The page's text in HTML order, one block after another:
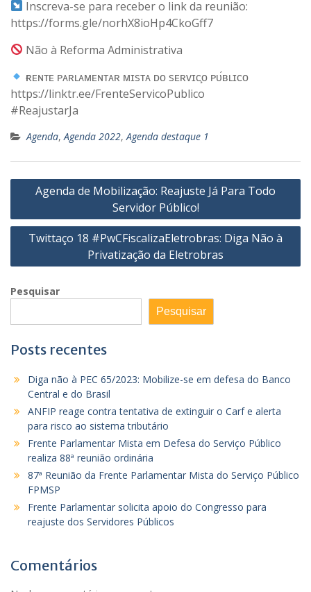
Inscreva-se para receber o link da reunião:
https://forms.gle/norhX8ioHp4CkoGff7
Não à Reforma Administrativa
ғʀᴇɴᴛᴇ ᴘᴀʀʟᴀᴍᴇɴᴛᴀʀ ᴍɪsᴛᴀ ᴅᴏ sᴇʀᴠɪᴄ̧ᴏ ᴘᴜ́ʙʟɪᴄᴏ
https://linktr.ee/FrenteServicoPublico
#ReajustarJa
Agenda, Agenda 2022, Agenda destaque 1
Navegação
Post
Agenda de Mobilização: Reajuste Já Para Todo
Servidor Público!
Twittaço 18 #PwCFiscalizaEletrobras: Diga Não à
Privatização da Eletrobras
Pesquisar
Pesquisar
Posts recentes
Diga não à PEC 65/2023: Mobilize-se em defesa do Banco
Central e do Brasil
ANFIP reage contra tentativa de extinguir o Carf e alerta
para risco ao sistema tributário
Frente Parlamentar Mista em Defesa do Serviço Público
realiza 88ª reunião ordinária
87ª Reunião da Frente Parlamentar Mista do Serviço Público
FPMSP
Frente Parlamentar solicita apoio do Congresso para
reajuste dos Servidores Públicos
Comentários